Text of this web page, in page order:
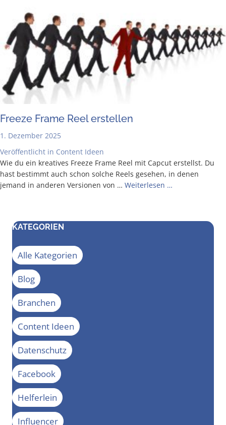
Free­ze Frame Reel erstellen
1. Dezember 2025
Veröffentlicht in Content Ideen
Wie du ein krea­ti­ves Free­ze Frame Reel mit Cap­cut erstellst. Du
hast bestimmt auch schon sol­che Reels gese­hen, in denen
jemand in ande­ren Ver­sio­nen von … Wei­ter­le­sen …
KATEGORIEN
Alle Kategorien
Blog
Branchen
Content Ideen
Datenschutz
Facebook
Helferlein
Influencer